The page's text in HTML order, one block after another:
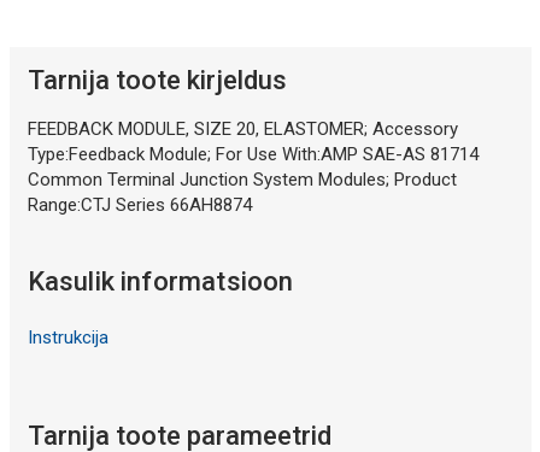
Tarnija toote kirjeldus
FEEDBACK MODULE, SIZE 20, ELASTOMER; Accessory
Type:Feedback Module; For Use With:AMP SAE-AS 81714
Common Terminal Junction System Modules; Product
Range:CTJ Series 66AH8874
Kasulik informatsioon
Instrukcija
Tarnija toote parameetrid